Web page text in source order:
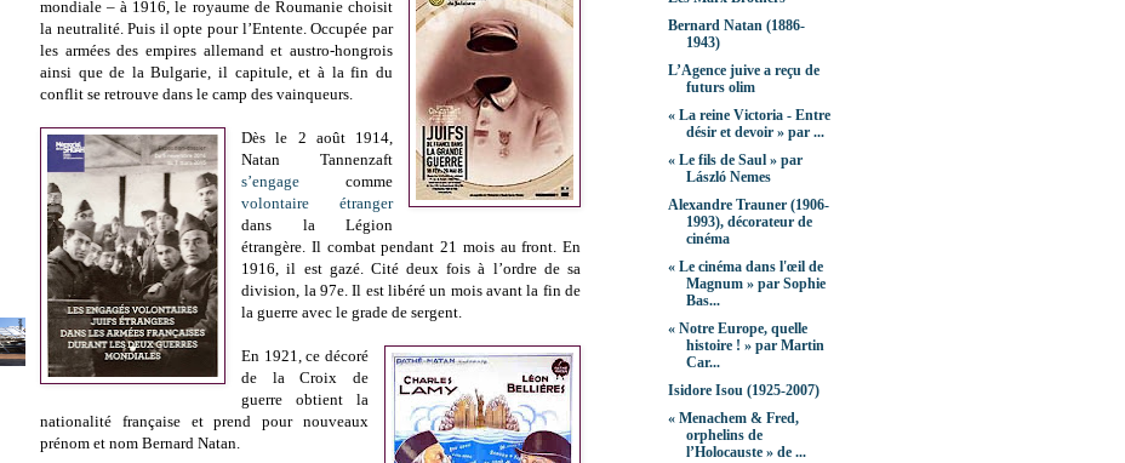
mondiale – à 1916, le royaume de Roumanie choisit
la neutralité. Puis il opte pour l’Entente. Occupée par
les armées des empires allemand et austro-hongrois
ainsi que de la Bulgarie, il capitule, et à la fin du
conflit se retrouve dans le camp des vainqueurs.
Dès le 2 août 1914,
Natan Tannenzaft
s’engage comme
volontaire étranger
dans la Légion
étrangère. Il combat pendant 21 mois au front. En
1916, il est gazé. Cité deux fois à l’ordre de sa
division, la 97e. Il est libéré un mois avant la fin de
la guerre avec le grade de sergent.
En 1921, ce décoré
de la Croix de
guerre obtient la
nationalité française et prend pour nouveaux
prénom et nom Bernard Natan.
Bernard Natan (1886-
1943)
L’Agence juive a reçu de
futurs olim
« La reine Victoria - Entre
désir et devoir » par ...
« Le fils de Saul » par
László Nemes
Alexandre Trauner (1906-
1993), décorateur de
cinéma
« Le cinéma dans l'œil de
Magnum » par Sophie
Bas...
« Notre Europe, quelle
histoire ! » par Martin
Car...
Isidore Isou (1925-2007)
« Menachem & Fred,
orphelins de
l’Holocauste » de ...